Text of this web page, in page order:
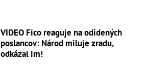
VIDEO Fico reaguje na odídených
poslancov: Národ miluje zradu,
odkázal im!